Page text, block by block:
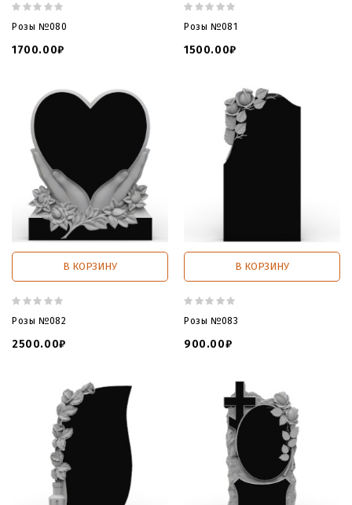
Розы №080
1700.00₽
Розы №081
1500.00₽
В КОРЗИНУ
Розы №082
2500.00₽
В КОРЗИНУ
Розы №083
900.00₽